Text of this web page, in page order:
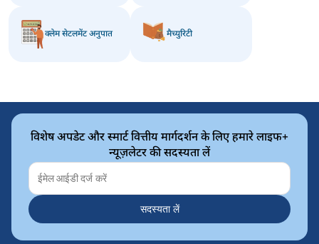
क्लेम सेटलमेंट अनुपात मैच्युरिटी
विशेष अपडेट और स्मार्ट वित्तीय मार्गदर्शन के लिए हमारे लाइफ+
न्यूज़लेटर की सदस्यता लें
सदस्यता लें